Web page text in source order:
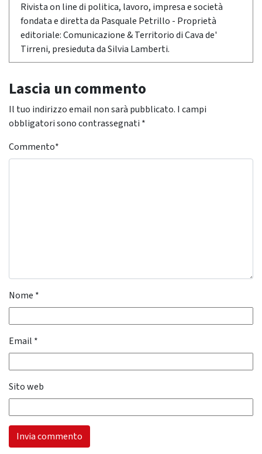
Rivista on line di politica, lavoro, impresa e società
fondata e diretta da Pasquale Petrillo - Proprietà
editoriale: Comunicazione & Territorio di Cava de'
Tirreni, presieduta da Silvia Lamberti.
Lascia un commento
Il tuo indirizzo email non sarà pubblicato. I campi
obbligatori sono contrassegnati *
Commento*
Nome *
Email *
Sito web